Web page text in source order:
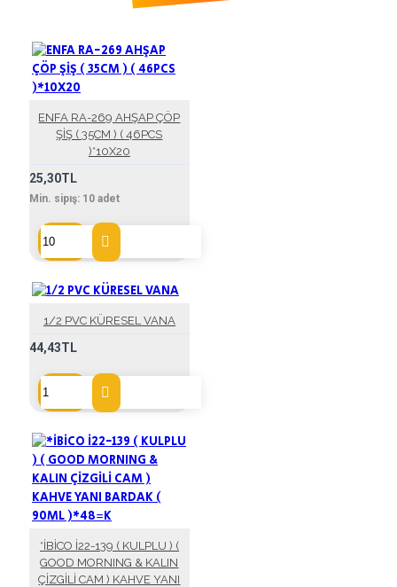
ENFA RA-269 AHŞAP ÇÖP
ŞİŞ ( 35CM ) ( 46PCS
)*10X20
25,30TL
Min. sipış: 10 adet
1/2 PVC KÜRESEL VANA
44,43TL
*İBİCO İ22-139 ( KULPLU ) (
GOOD MORNING & KALIN
ÇİZGİLİ CAM ) KAHVE YANI